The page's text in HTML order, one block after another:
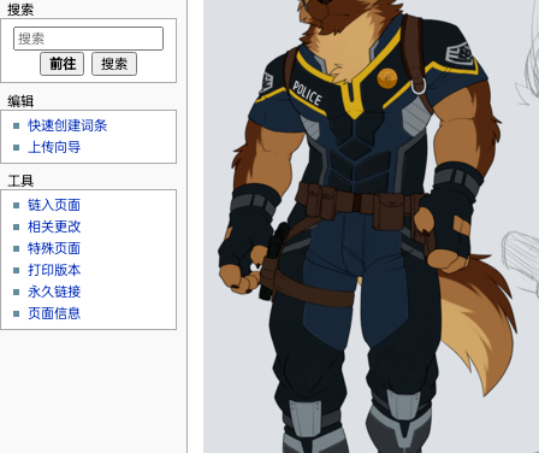
搜索
编辑
快速创建词条
上传向导
工具
链入页面
相关更改
特殊页面
打印版本
永久链接
页面信息